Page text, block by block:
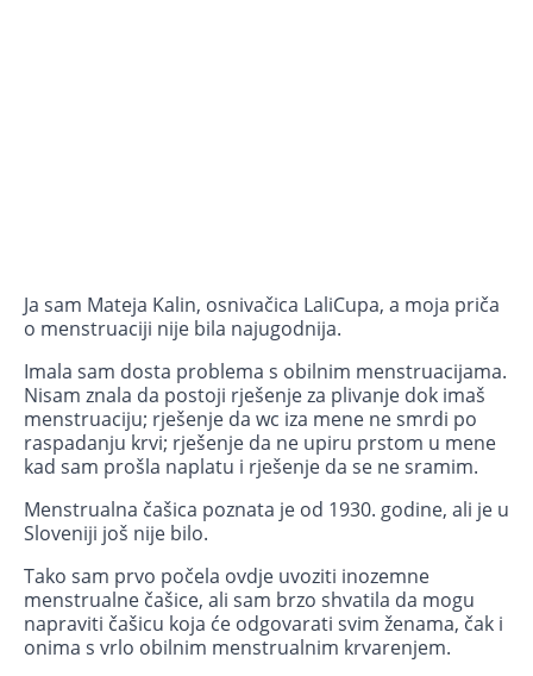
Ja sam Mateja Kalin, osnivačica LaliCupa, a moja priča
o menstruaciji nije bila najugodnija.
Imala sam dosta problema s obilnim menstruacijama.
Nisam znala da postoji rješenje za plivanje dok imaš
menstruaciju; rješenje da wc iza mene ne smrdi po
raspadanju krvi; rješenje da ne upiru prstom u mene
kad sam prošla naplatu i rješenje da se ne sramim.
Menstrualna čašica poznata je od 1930. godine, ali je u
Sloveniji još nije bilo.
Tako sam prvo počela ovdje uvoziti inozemne
menstrualne čašice, ali sam brzo shvatila da mogu
napraviti čašicu koja će odgovarati svim ženama, čak i
onima s vrlo obilnim menstrualnim krvarenjem.